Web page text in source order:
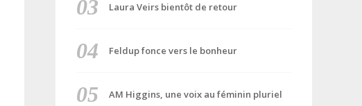
Laura Veirs bientôt de retour
Feldup fonce vers le bonheur
AM Higgins, une voix au féminin pluriel